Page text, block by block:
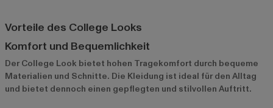
Vorteile des College Looks
Komfort und Bequemlichkeit
Der College Look bietet hohen Tragekomfort durch bequeme
Materialien und Schnitte. Die Kleidung ist ideal für den Alltag
und bietet dennoch einen gepflegten und stilvollen Auftritt.